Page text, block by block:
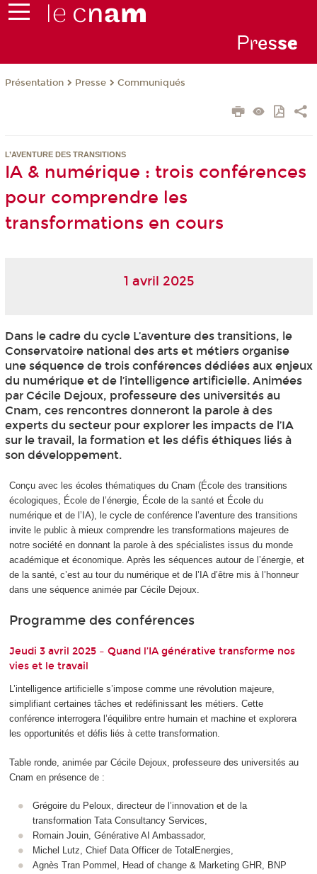
Presse
Présentation Presse Communiqués
L’AVENTURE DES TRANSITIONS
IA & numérique : trois conférences
pour comprendre les
transformations en cours
1 avril 2025
Dans le cadre du cycle L’aventure des transitions, le
Conservatoire national des arts et métiers organise
une séquence de trois conférences dédiées aux enjeux
du numérique et de l’intelligence artificielle. Animées
par Cécile Dejoux, professeure des universités au
Cnam, ces rencontres donneront la parole à des
experts du secteur pour explorer les impacts de l’IA
sur le travail, la formation et les défis éthiques liés à
son développement.
Conçu avec les écoles thématiques du Cnam (École des transitions
écologiques, École de l’énergie, École de la santé et École du
numérique et de l’IA), le cycle de conférence l’aventure des transitions
invite le public à mieux comprendre les transformations majeures de
notre société en donnant la parole à des spécialistes issus du monde
académique et économique. Après les séquences autour de l’énergie, et
de la santé, c’est au tour du numérique et de l’IA d’être mis à l’honneur
dans une séquence animée par Cécile Dejoux.
Programme des conférences
Jeudi 3 avril 2025 – Quand l’IA générative transforme nos
vies et le travail
L’intelligence artificielle s’impose comme une révolution majeure,
simplifiant certaines tâches et redéfinissant les métiers. Cette
conférence interrogera l’équilibre entre humain et machine et explorera
les opportunités et défis liés à cette transformation.
Table ronde, animée par Cécile Dejoux, professeure des universités au
Cnam en présence de :
Grégoire du Peloux, directeur de l’innovation et de la
transformation Tata Consultancy Services,
Romain Jouin, Générative AI Ambassador,
Michel Lutz, Chief Data Officer de TotalEnergies,
Agnès Tran Pommel, Head of change & Marketing GHR, BNP